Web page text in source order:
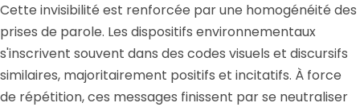
Cette invisibilité est renforcée par une homogénéité des
prises de parole. Les dispositifs environnementaux
s'inscrivent souvent dans des codes visuels et discursifs
similaires, majoritairement positifs et incitatifs. À force
de répétition, ces messages finissent par se neutraliser